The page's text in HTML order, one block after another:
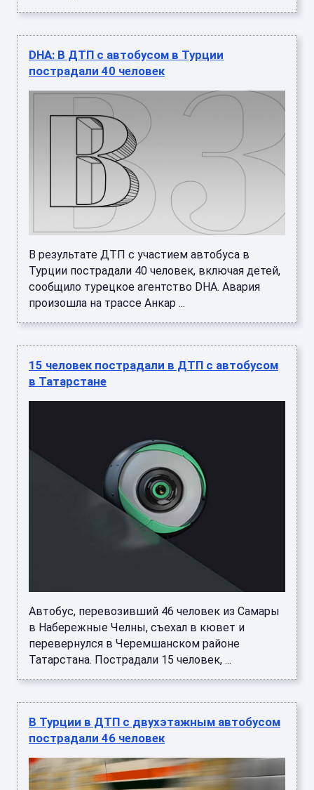
DHA: В ДТП с автобусом в Турции
пострадали 40 человек
В результате ДТП с участием автобуса в
Турции пострадали 40 человек, включая детей,
сообщило турецкое агентство DHA. Авария
произошла на трассе Анкар ...
15 человек пострадали в ДТП с автобусом
в Татарстане
Автобус, перевозивший 46 человек из Самары
в Набережные Челны, съехал в кювет и
перевернулся в Черемшанском районе
Татарстана. Пострадали 15 человек, ...
В Турции в ДТП с двухэтажным автобусом
пострадали 46 человек